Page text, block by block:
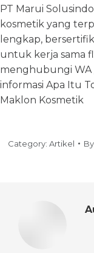
PT Marui
kosmetik yang
lengkap,
untuk kerja sama
menghubungi WA
informasi Apa Itu
Maklon Kosmetik
Category: Artikel By